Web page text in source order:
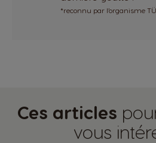
*reconnu par l’organisme
Ces articles
vous